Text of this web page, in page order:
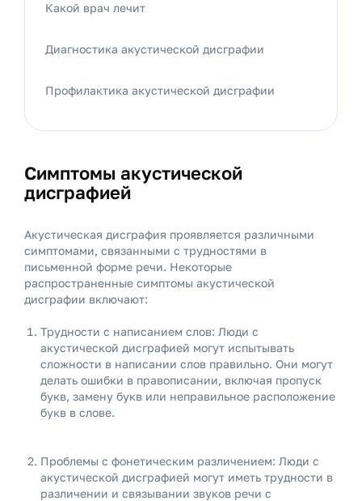
Симптомы акустической
дисграфией
Акустическая дисграфия проявляется различными
симптомами, связанными с трудностями в
письменной форме речи. Некоторые
распространенные симптомы акустической
дисграфии включают:
Трудности с написанием слов: Люди с
акустической дисграфией могут испытывать
сложности в написании слов правильно. Они могут
делать ошибки в правописании, включая пропуск
букв, замену букв или неправильное расположение
букв в слове.
Проблемы с фонетическим различением: Люди с
акустической дисграфией могут иметь трудности в
различении и связывании звуков речи с
Какой врач лечит
Диагностика акустической дисграфии
Профилактика акустической дисграфии